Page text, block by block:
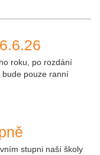
roku, po rozdání
pouze ranní
stupni naší školy